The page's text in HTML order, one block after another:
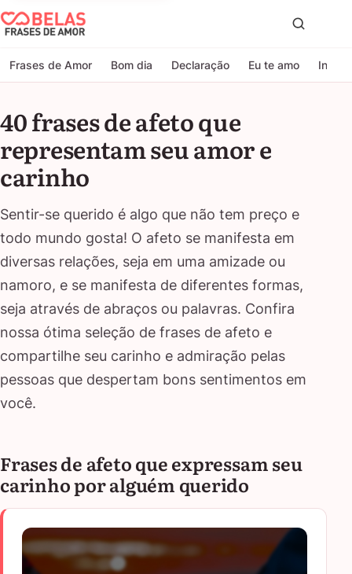
Belas Frases de Amor
Frases de Amor Bom dia Declaração Eu te amo
40 frases de afeto que
representam seu amor e
carinho
Sentir-se querido é algo que não tem preço e
todo mundo gosta! O afeto se manifesta em
diversas relações, seja em uma amizade ou
namoro, e se manifesta de diferentes formas,
seja através de abraços ou palavras. Confira
nossa ótima seleção de frases de afeto e
compartilhe seu carinho e admiração pelas
pessoas que despertam bons sentimentos em
você.
Frases de afeto que expressam seu
carinho por alguém querido